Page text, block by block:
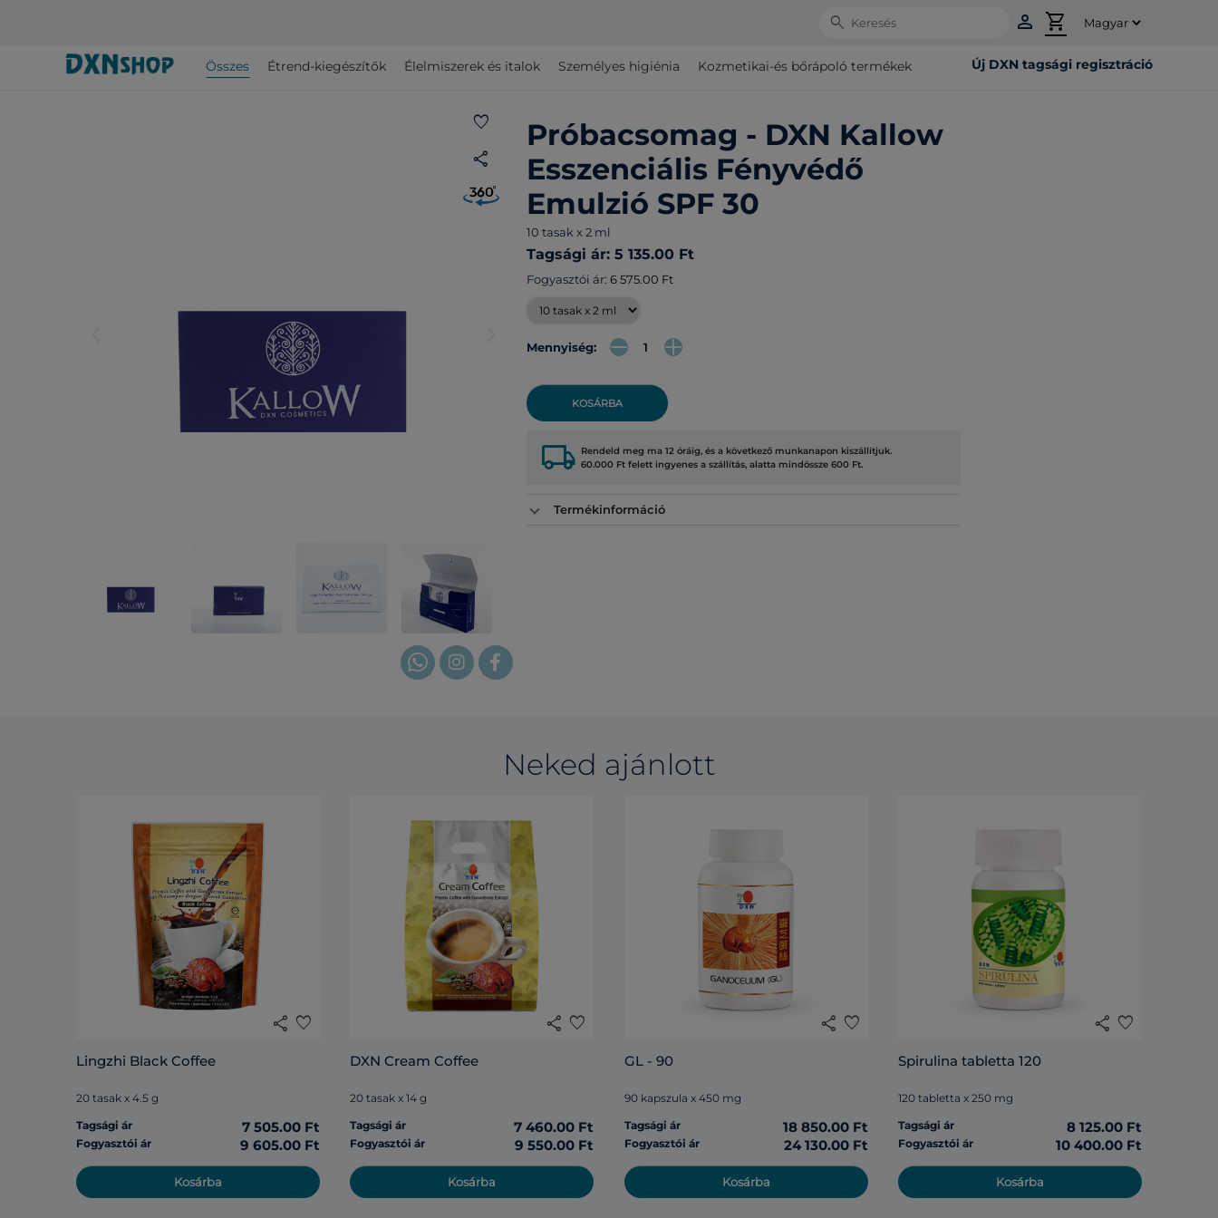
Search person shopping_cart
Összes Étrend-kiegészítők Élelmiszerek és italok Személyes higiénia Kozmetikai-és bőrápoló termékek Új DXN tagsági regisztráció
favorite
share
Próbacsomag - DXN Kallow
Esszenciális Fényvédő
Emulzió SPF 30
10 tasak x 2 ml
Tagsági ár: 5 135.00 Ft
Fogyasztói ár: 6 575.00 Ft
Mennyiség:
KOSÁRBA
local_shipping Rendeld meg ma 12 óráig, és a következő munkanapon kiszállítjuk.
60.000 Ft felett ingyenes a szállítás, alatta mindössze 600 Ft.
Termékinformáció
Neked ajánlott
share favorite
Lingzhi Black Coffee
20 tasak x 4.5 g
Tagsági ár
7 505.00 Ft
Fogyasztói ár 9 605.00 Ft
Kosárba
share favorite
DXN Cream Coffee
20 tasak x 14 g
Tagsági ár
7 460.00 Ft
Fogyasztói ár 9 550.00 Ft
Kosárba
share favorite
GL - 90
90 kapszula x 450 mg
Tagsági ár
18 850.00 Ft
Fogyasztói ár 24 130.00 Ft
Kosárba
share favorite
Spirulina tabletta 120
120 tabletta x 250 mg
Tagsági ár
8 125.00 Ft
Fogyasztói ár 10 400.00 Ft
Kosárba